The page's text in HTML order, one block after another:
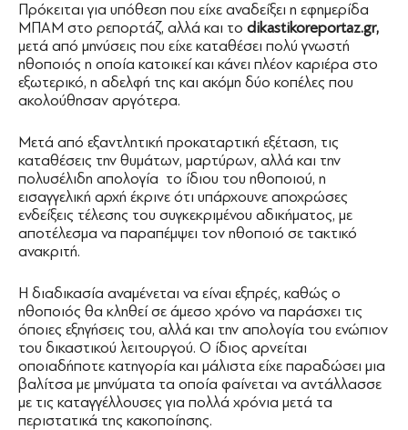
Πρόκειται για υπόθεση που είχε αναδείξει η εφημερίδα
ΜΠΑΜ στο ρεπορτάζ, αλλά και το dikastikoreportaz.gr,
μετά από μηνύσεις που είχε καταθέσει πολύ γνωστή
ηθοποιός η οποία κατοικεί και κάνει πλέον καριέρα στο
εξωτερικό, η αδελφή της και ακόμη δύο κοπέλες που
ακολούθησαν αργότερα.
Μετά από εξαντλητική προκαταρτική εξέταση, τις
καταθέσεις την θυμάτων, μαρτύρων, αλλά και την
πολυσέλιδη απολογία το ίδιου του ηθοποιού, η
εισαγγελική αρχή έκρινε ότι υπάρχουνε αποχρώσες
ενδείξεις τέλεσης του συγκεκριμένου αδικήματος, με
αποτέλεσμα να παραπέμψει τον ηθοποιό σε τακτικό
ανακριτή.
Η διαδικασία αναμένεται να είναι εξπρές, καθώς ο
ηθοποιός θα κληθεί σε άμεσο χρόνο να παράσχει τις
όποιες εξηγήσεις του, αλλά και την απολογία του ενώπιον
του δικαστικού λειτουργού. Ο ίδιος αρνείται
οποιαδήποτε κατηγορία και μάλιστα είχε παραδώσει μια
βαλίτσα με μηνύματα τα οποία φαίνεται να αντάλλασσε
με τις καταγγέλλουσες για πολλά χρόνια μετά τα
περιστατικά της κακοποίησης.